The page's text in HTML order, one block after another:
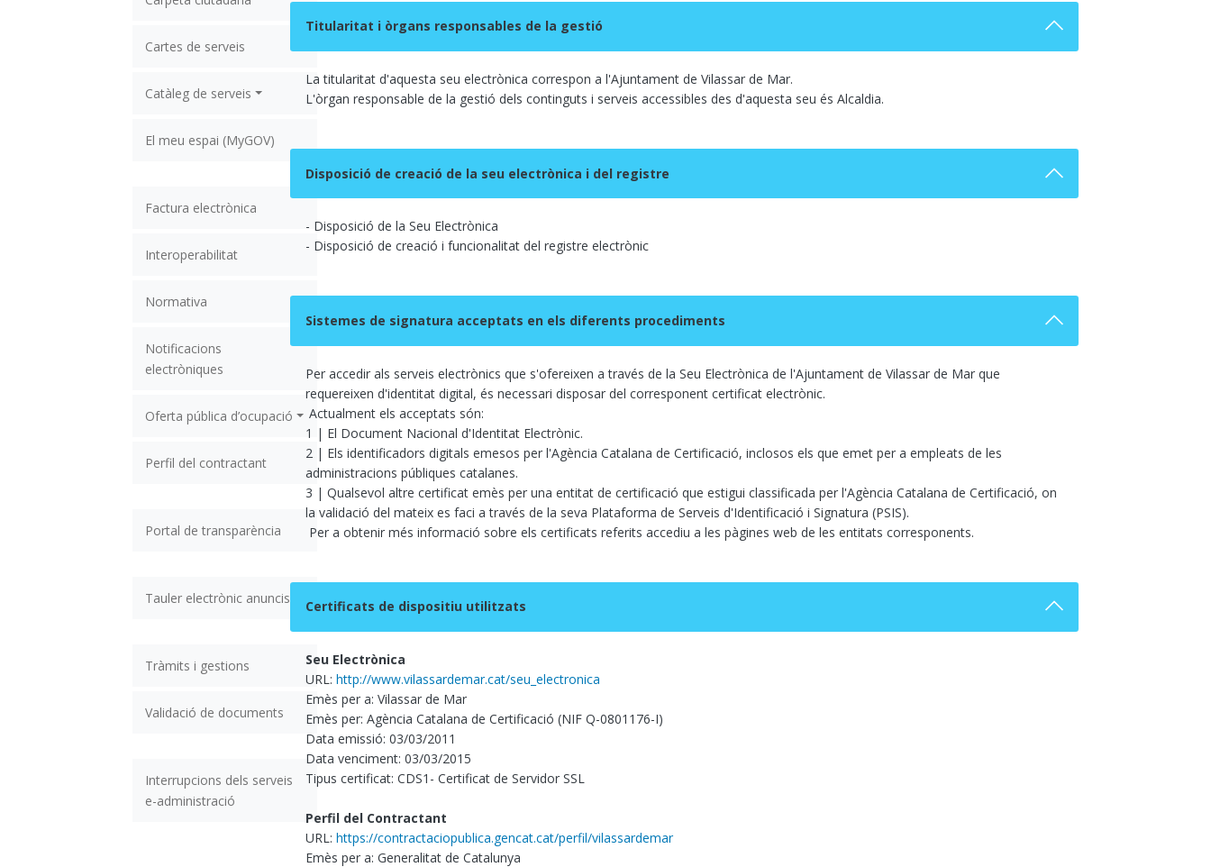
Cartes de serveis
Catàleg de serveis
El meu espai (MyGOV)
Factura electrònica
Interoperabilitat
Normativa
Notificacions
electròniques
Oferta pública d’ocupació
Perfil del contractant
Portal de transparència
Tauler electrònic anuncis
Tràmits i gestions
Validació de documents
Interrupcions dels serveis
e-administració
Titularitat i òrgans responsables de la gestió
La titularitat d'aquesta seu electrònica correspon a l'Ajuntament de Vilassar de Mar.
L'òrgan responsable de la gestió dels continguts i serveis accessibles des d'aquesta seu és Alcaldia.
Disposició de creació de la seu electrònica i del registre
- Disposició de la Seu Electrònica
- Disposició de creació i funcionalitat del registre electrònic
Sistemes de signatura acceptats en els diferents procediments
Per accedir als serveis electrònics que s'ofereixen a través de la Seu Electrònica de l'Ajuntament de Vilassar de Mar que
requereixen d'identitat digital, és necessari disposar del corresponent certificat electrònic.
Actualment els acceptats són:
1 | El Document Nacional d'Identitat Electrònic.
2 | Els identificadors digitals emesos per l'Agència Catalana de Certificació, inclosos els que emet per a empleats de les
administracions públiques catalanes.
3 | Qualsevol altre certificat emès per una entitat de certificació que estigui classificada per l'Agència Catalana de Certificació, on
la validació del mateix es faci a través de la seva Plataforma de Serveis d'Identificació i Signatura (PSIS).
Per a obtenir més informació sobre els certificats referits accediu a les pàgines web de les entitats corresponents.
Certificats de dispositiu utilitzats
Seu Electrònica
URL: http://www.vilassardemar.cat/seu_electronica
Emès per a: Vilassar de Mar
Emès per: Agència Catalana de Certificació (NIF Q-0801176-I)
Data emissió: 03/03/2011
Data venciment: 03/03/2015
Tipus certificat: CDS1- Certificat de Servidor SSL
Perfil del Contractant
URL: https://contractaciopublica.gencat.cat/perfil/vilassardemar
Emès per a: Generalitat de Catalunya